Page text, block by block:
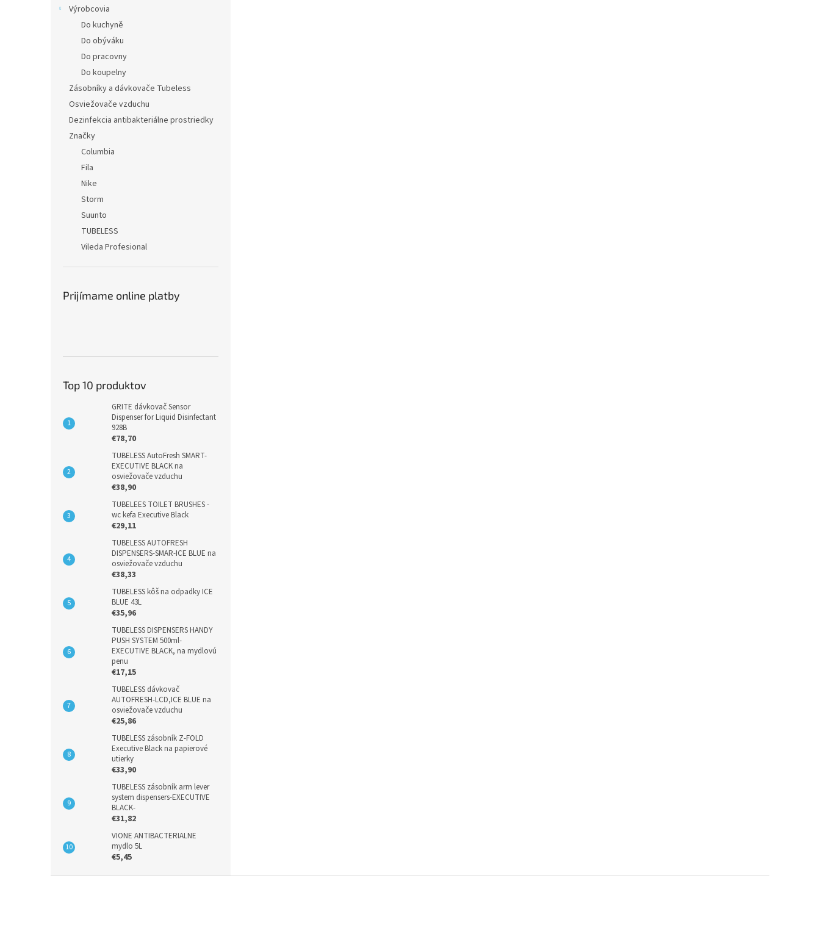
Výrobcovia
Do kuchyně
Do obýváku
Do pracovny
Do koupelny
Zásobníky a dávkovače Tubeless
Osviežovače vzduchu
Dezinfekcia antibakteriálne prostriedky
Značky
Columbia
Fila
Nike
Storm
Suunto
TUBELESS
Vileda Profesional
Prijímame online platby
Top 10 produktov
GRITE dávkovač Sensor
Dispenser for Liquid Disinfectant
928B
€78,70
TUBELESS AutoFresh SMART-
EXECUTIVE BLACK na
osviežovače vzduchu
€38,90
TUBELEES TOILET BRUSHES -
wc kefa Executive Black
€29,11
TUBELESS AUTOFRESH
DISPENSERS-SMAR-ICE BLUE na
osviežovače vzduchu
€38,33
TUBELESS kôš na odpadky ICE
BLUE 43L
€35,96
TUBELESS DISPENSERS HANDY
PUSH SYSTEM 500ml-
EXECUTIVE BLACK, na mydlovú
penu
€17,15
TUBELESS dávkovač
AUTOFRESH-LCD,ICE BLUE na
osviežovače vzduchu
€25,86
TUBELESS zásobník Z-FOLD
Executive Black na papierové
utierky
€33,90
TUBELESS zásobník arm lever
system dispensers-EXECUTIVE
BLACK-
€31,82
VIONE ANTIBACTERIALNE
mydlo 5L
€5,45